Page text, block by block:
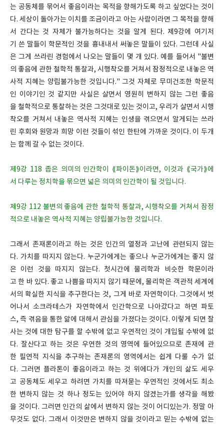
는 공동체를 묶어서 좋음이라는 목적을 향해가도록 하고 싶었다는 것이
다. 세상이 돌아가는 이치를 조금이라고 아는 사람이라면 그 목적을 향해
서 간다는 것 자체가 불가능하다는 것을 알게 된다. 제9강에 여기저
기 쓴 말들이 학문적인 것을 흉내내서 써놓은 말들이 있다. 그런데 사실
은 그게 쓰라린 경험에서 나오는 말들이 몇 개 있다. 예를 들어서 "불변
의 좋음에 관한 철학적 통찰과, 시행착오를 거쳐서 잠정적으로 내놓은 역
사적 지혜는 양립불가능한 것입니다." 그것 자체로 무미건조한 학문적
인 이야기인 것 같지만 사실은 살면서 영원히 변하지 않는 그런 좋음
을 철학적으로 통찰하는 것은 그것대로 있는 것이고, 우리가 살면서 시행
착오를 거쳐서 내놓은 역사적 지혜는 인생을 겪으면서 알게되는 쓰라
린 후회와 원망과 희망 이런 것들이 섞인 한탄에 가까운 것이다. 이 두개
는 함께 갈 수 없는 것이다.
제9강 118 좁은 의미의 인간학이 ⟪파이돈⟫이라면, 이것과 ⟪국가⟫에
서 다루는 정치학을 묶으면 넓은 의미의 인간학이 될 것입니다.
제9강 112 불변의 좋음에 관한 철학적 통찰과, 시행착오를 거쳐서 잠정
적으로 내놓은 역사적 지혜는 양립불가능한 것입니다.
그래서 존재론이라고 하는 것은 인간의 열정과 고난에 관련되지 않는
다. 가치를 따지지 않는다. 누군가에게는 좋으나 누군가에게는 좋지 않
은 이런 것을 따지지 않는다. 첫시간에 물리학과 비슷한 학문이라
고 한 바 있다. 좋고 나쁨을 따지지 않기 때문에, 물리학은 객관적 세계에
서의 확실한 지식을 추구한다는 것, 그게 바로 자연학이다. 그것에서 벗
어나서 소크라테스가 자연학에서 인간학으로 나아갔다고 하면 파토
스, 즉 겪음을 통한 앎에 대해서 관심을 가졌다는 것이다. 이렇게 되면 잘
사는 것에 대한 탐구를 할 수밖에 없고 우연적인 것이 개입될 수밖에 없
다. 잘산다고 하는 것은 우연한 것의 영역에 들어있으므로 존재에 관
한 필연적 지식을 추구하는 존재론의 영역에서는 쉽게 다룰 수가 없
다. 그러면 플라톤이 좋음이라고 하는 것 위에다가 개인의 삶도 세우
고 공동체도 세우고 하려면 가치를 따져묻는 우연적인 것에서도 최소
한 변하지 않는 것 하나 정도는 있어야 하지 않겠는가를 생각을 해봤
을 것이다. 그러면 인간의 삶에서 변하지 않는 것이 어디있는가. 정말 아
무것도 없다. 그래서 이것만은 변하지 않을 것이라고 믿는 수밖에 없는